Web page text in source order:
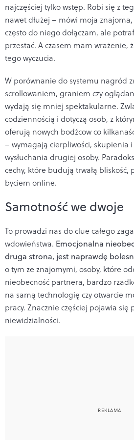
najczęściej tylko wstęp. Robi się z
nawet dłużej – mówi moja
często do niego dołączam, ale
przestać. A czasem mam wrażenie,
tego wyczucia.
W porównanie do systemu nagród
scrollowaniem, graniem czy
wydają się mniej spektakularne.
codziennością i dotyczą osob, z
oferują nowych bodźcow co
– wymagają cierpliwości, skupienia
wysłuchania drugiej osoby.
cechy, które budują trwałą bliskość,
byciem online.
Samotność we dwoje
To prowadzi nas do clue całego
wdowieństwa. Emocjonalna
druga strona, jest naprawdę
o tym ze znajomymi, osoby, które
nieobecność partnera, bardzo
na samą technologię czy otwarcie
pracy. Znacznie częściej pojawia się
niewidzialności.